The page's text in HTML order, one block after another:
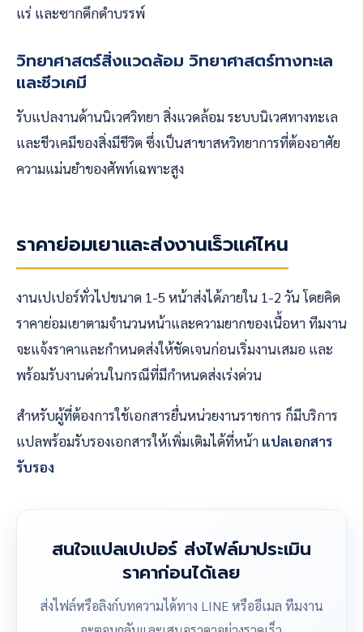
แร่ และซากดึกดำบรรพ์
วิทยาศาสตร์สิ่งแวดล้อม วิทยาศาสตร์ทางทะเล
และชีวเคมี
รับแปลงานด้านนิเวศวิทยา สิ่งแวดล้อม ระบบนิเวศทางทะเล
และชีวเคมีของสิ่งมีชีวิต ซึ่งเป็นสาขาสหวิทยาการที่ต้องอาศัย
ความแม่นยำของศัพท์เฉพาะสูง
ราคาย่อมเยาและส่งงานเร็วแค่ไหน
งานเปเปอร์ทั่วไปขนาด 1-5 หน้าส่งได้ภายใน 1-2 วัน โดยคิด
ราคาย่อมเยาตามจำนวนหน้าและความยากของเนื้อหา ทีมงาน
จะแจ้งราคาและกำหนดส่งให้ชัดเจนก่อนเริ่มงานเสมอ และ
พร้อมรับงานด่วนในกรณีที่มีกำหนดส่งเร่งด่วน
สำหรับผู้ที่ต้องการใช้เอกสารยื่นหน่วยงานราชการ ก็มีบริการ
แปลพร้อมรับรองเอกสารให้เพิ่มเติมได้ที่หน้า แปลเอกสาร
รับรอง
สนใจแปลเปเปอร์ ส่งไฟล์มาประเมิน
ราคาก่อนได้เลย
ส่งไฟล์หรือลิงก์บทความได้ทาง LINE หรืออีเมล ทีมงาน